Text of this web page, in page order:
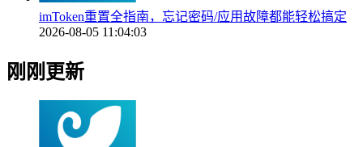
imToken重置全指南，忘记密码/应用故障都能轻松搞定
2026-08-05 11:04:03
刚刚更新